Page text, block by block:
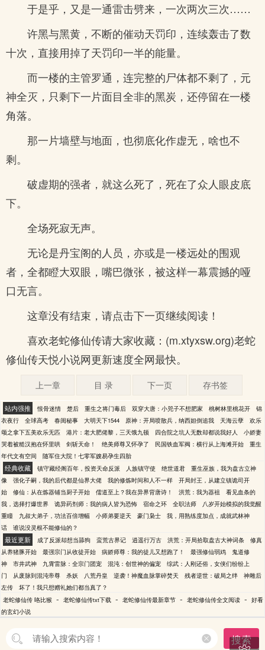
于是乎，又是一通雷击劈来，一次两次三次……
许黑与黑黄，不断的催动天罚印，连续轰击了数
十次，直接用掉了天罚印一半的能量。
而一楼的主管罗通，连完整的尸体都不剩了，元
神全灭，只剩下一片面目全非的黑炭，还停留在一楼
角落。
那一片墙壁与地面，也彻底化作虚无，啥也不
剩。
破虚期的强者，就这么死了，死在了众人眼皮底
下。
全场死寂无声。
无论是丹宝阁的人员，亦或是一楼远处的围观
者，全都瞪大双眼，嘴巴微张，被这样一幕震撼的哑
口无言。
这章没有结束，请点击下一页继续阅读！
喜欢老蛇修仙传请大家收藏：(m.xtyxsw.org)老蛇
修仙传天悦小说网更新速度全网最快。
上一章 目 录 下一页 存书签
站内强推 恨骨迷情 楚后 重生之将门毒后 双穿大唐：小兕子不想肥家 桃树林里桃花开
锦
衣夜行
全球高考 春闺秘事 大明天下1544 原神：开局喷散兵，纳西妲倒追我 天海云孽
欢乐
颂之拿下五美欢乐无匹
港片：老大肥佬黎，三天饿九顿 四合院之坑人无数却都说我好人
小娇妻
哭着被糙汉抱在怀里哄
剑斩天命！ 绝美师尊又怀孕了 民国铁血军阀：横行从上海滩开始
重生
年代文有空间
随军住大院！七零军嫂易孕生四胎
经典收藏 镇守藏经阁百年，投资天命反派 人族镇守使 绝世道君
重生巫族，我为盘古立神
像
强化子嗣，我的后代都是仙界大佬 我的修炼时间和人不一样
开局封王，从建立镇诡司开
始
修仙：从在炼器铺当厨子开始 儒道至上？我在异界背唐诗！ 洪荒：我为器祖
看见血条的
我，选择打爆世界
诡异药剂师：我的病人皆为恐怖 宿命之环 全职法师
八岁开始模拟的我觉醒
重瞳
九叔大弟子，功法百倍增幅 小师弟要逆天 豪门枭士
我，用熟练度加点，成就武林神
话
谁说没灵根不能修仙的？
最近更新 成了反派却想当舔狗 蛮荒古界记 逍遥行万古 洪荒：开局拾取盘古大神词条
修真
从养猪豚开始
最强宗门从收徒开始 病娇师尊：我的徒儿又想跑了！ 最强修仙弱鸡
鬼道修
神
市井武神 九霄雷脉：全宗门团宠 混沌：创世神的偏宠
综武：人刚还俗，女侠们纷纷上
门
从废脉到混沌帝尊 杀妖 八荒丹皇 逆袭！神魔血脉掌碎焚天 残者逆世：破局之绊
神雕后
左传
坏了！我只想赠礼她们都当真了？
老蛇修仙传 咯比猴 - 老蛇修仙传txt下载 - 老蛇修仙传最新章节 - 老蛇修仙传全文阅读 - 好看
的玄幻小说
搜索